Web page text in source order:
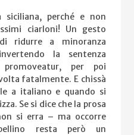
siciliana, perché e non
ciarloni! Un gesto
ridurre a minoranza
la sentenza
per poi
fatalmente. E chissà
a italiano e quando si
Se si dice che la prosa
si erra – ma occorre
resta però un